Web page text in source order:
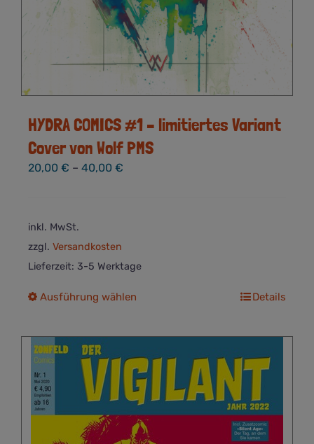
HYDRA COMICS #1 – limitiertes Variant
Cover von Wolf PMS
20,00 € – 40,00 €
inkl. MwSt.
zzgl. Versandkosten
Lieferzeit: 3-5 Werktage
Ausführung wählen
Varianten
auf.
Die
Optionen
können
Details